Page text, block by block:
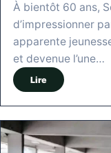
À bientôt 60 ans,
d’impressionner
apparente
et devenue l’une…
Lire